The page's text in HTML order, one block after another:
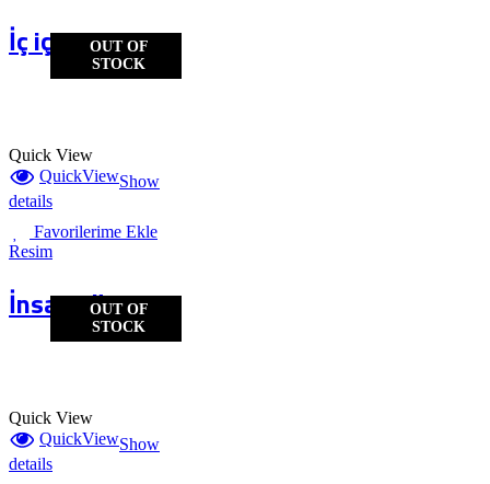
OUT OF
STOCK
İç içe
OUT OF
STOCK
Quick View
QuickViewShow
details
Favorilerime Ekle
Resim
İnsan döner
Quick View
QuickViewShow
details